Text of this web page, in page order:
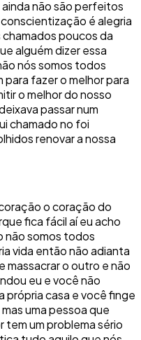
não são perfeitos
é alegria
poucos da
alguém dizer essa
nós somos todos
fazer o melhor para
o melhor do nosso
passar num
chamado no foi
renovar a nossa
o coração do
fica fácil aí eu acho
não somos todos
vida então não adianta
massacrar o outro e não
eu e você não
casa e você finge
uma pessoa que
tem um problema sério